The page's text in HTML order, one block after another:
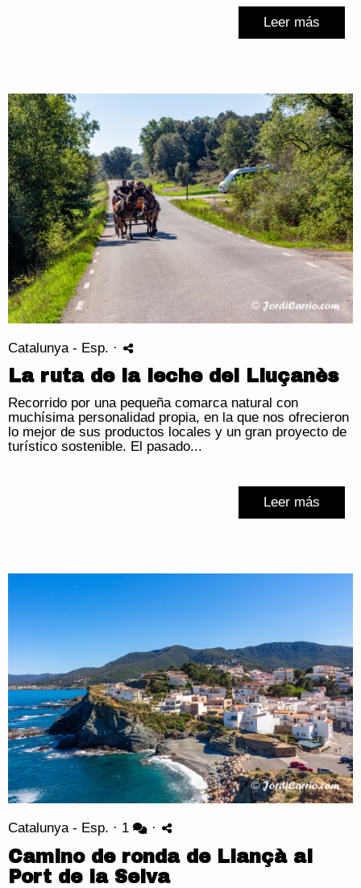
Leer más
Catalunya - Esp. ·
La ruta de la leche del Lluçanès
Recorrido por una pequeña comarca natural con
muchísima personalidad propia, en la que nos ofrecieron
lo mejor de sus productos locales y un gran proyecto de
turístico sostenible. El pasado...
Leer más
Catalunya - Esp. · 1 ·
Camino de ronda de Llançà al
Port de la Selva